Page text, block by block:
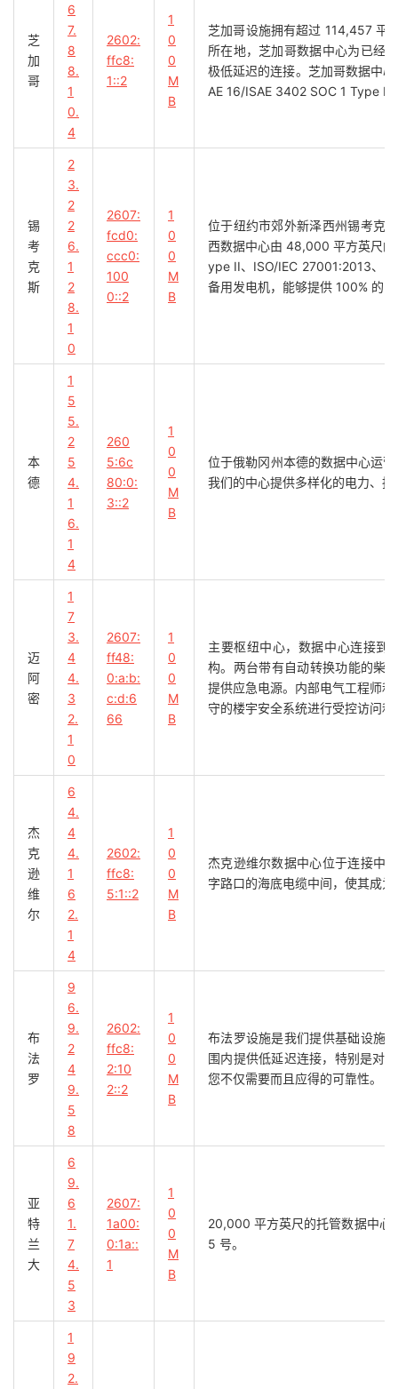
芝
加
哥
6
7.
8
8.
1
0.
4
2602:
ffc8:
1::2
1
0
0
M
B
芝加哥设施拥有超过 114,457 平
所在地，芝加哥数据中心为已经
极低延迟的连接。芝加哥数据中
AE 16/ISAE 3402 SOC 1 Type II
锡
考
克
斯
2
3.
2
2
6.
1
2
8.
1
0
2607:
fcd0:
ccc0:
100
0::2
1
0
0
M
B
位于纽约市郊外新泽西州锡考克
西数据中心由 48,000 平方英尺
ype II、ISO/IEC 27001:2013、
备用发电机，能够提供 100% 的
本
德
1
5
5.
2
5
4.
1
6.
1
4
260
5:6c
80:0:
3::2
1
0
0
M
B
位于俄勒冈州本德的数据中心运
我们的中心提供多样化的电力、
迈
阿
密
1
7
3.
4
4.
3
2.
1
0
2607:
ff48:
0:a:b:
c:d:6
66
1
0
0
M
B
主要枢纽中心，数据中心连接到
构。两台带有自动转换功能的柴
提供应急电源。内部电气工程师
守的楼宇安全系统进行受控访问
杰
克
逊
维
尔
6
4.
4
4.
1
6
2.
1
4
2602:
ffc8:
5:1::2
1
0
0
M
B
杰克逊维尔数据中心位于连接中
字路口的海底电缆中间，使其成
布
法
罗
9
6.
9.
2
4
9.
5
8
2602:
ffc8:
2:10
2::2
1
0
0
M
B
布法罗设施是我们提供基础设施
围内提供低延迟连接，特别是对
您不仅需要而且应得的可靠性。
亚
特
兰
大
6
9.
6
1.
7
4.
5
3
2607:
1a00:
0:1a::
1
1
0
0
M
B
20,000 平方英尺的托管数据中心
5 号。
1
9
2.